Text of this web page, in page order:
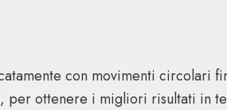
con movimenti circolari
per ottenere i migliori risultati in